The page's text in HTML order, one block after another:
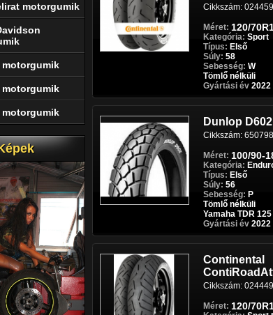
Cikkszám:
Méret: 120/
Kategória: Sport
Típus: Első
Súly: 58
Sebesség: W
Tömlő nélküli
Gyártási év 2022
Dunlop
Cikkszám:
Méret: 100/90-
Kategória:
Típus: Első
Súly: 56
Sebesség: P
Tömlő nélküli
Yamaha TDR 125
Gyártási év 2022
Continental
Cikkszám:
Méret: 120/
motorgumik
motorgumik
motorgumik
motorgumik